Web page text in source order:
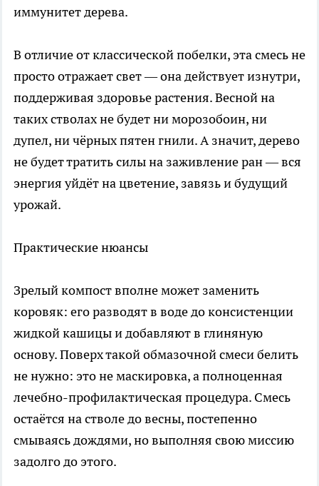
иммунитет дерева.
В отличие от классической побелки, эта смесь не
просто отражает свет — она действует изнутри,
поддерживая здоровье растения. Весной на
таких стволах не будет ни морозобоин, ни
дупел, ни чёрных пятен гнили. А значит, дерево
не будет тратить силы на заживление ран — вся
энергия уйдёт на цветение, завязь и будущий
урожай.
Практические нюансы
Зрелый компост вполне может заменить
коровяк: его разводят в воде до консистенции
жидкой кашицы и добавляют в глиняную
основу. Поверх такой обмазочной смеси белить
не нужно: это не маскировка, а полноценная
лечебно-профилактическая процедура. Смесь
остаётся на стволе до весны, постепенно
смываясь дождями, но выполняя свою миссию
задолго до этого.